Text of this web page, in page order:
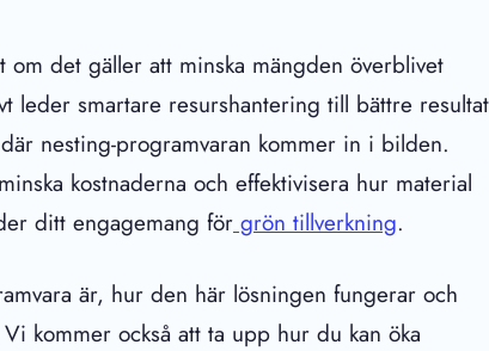
om det gäller att minska mängden överblivet
leder smartare resurshantering till bättre
nesting-programvaran kommer in i bilden.
kostnaderna och effektivisera hur material
ditt engagemang för grön tillverkning.
är, hur den här lösningen fungerar och
kommer också att ta upp hur du kan öka